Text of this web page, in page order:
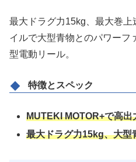
最大ドラグ力15kg、最大巻
イルで大型青物とのパワーフ
型電動リール。
特徴とスペック
MUTEKI MOTOR+で高出
最大ドラグ力15kg、大型